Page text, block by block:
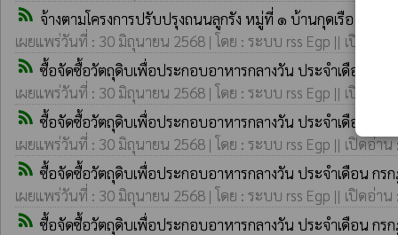
rss_feed จ้างตามโครงการปรับปรุงถนนลูกรัง หมู่ที่ ๑ บ้านกุดเรือ จากเส้
เผยแพร่วันที่ : 30 มิถุนายน 2568 | โดย : ระบบ rss Egp || เปิดอ่าน
rss_feed ซื้อจัดซื้อวัตถุดิบเพื่อประกอบอาหารกลางวัน ประจำเดือน กรก
เผยแพร่วันที่ : 30 มิถุนายน 2568 | โดย : ระบบ rss Egp || เปิดอ่าน
rss_feed ซื้อจัดซื้อวัตถุดิบเพื่อประกอบอาหารกลางวัน ประจำเดือน กรก
เผยแพร่วันที่ : 30 มิถุนายน 2568 | โดย : ระบบ rss Egp || เปิดอ่าน
rss_feed ซื้อจัดซื้อวัตถุดิบเพื่อประกอบอาหารกลางวัน ประจำเดือน กรก
เผยแพร่วันที่ : 30 มิถุนายน 2568 | โดย : ระบบ rss Egp || เปิดอ่าน
rss_feed ซื้อจัดซื้อวัตถุดิบเพื่อประกอบอาหารกลางวัน ประจำเดือน กรก